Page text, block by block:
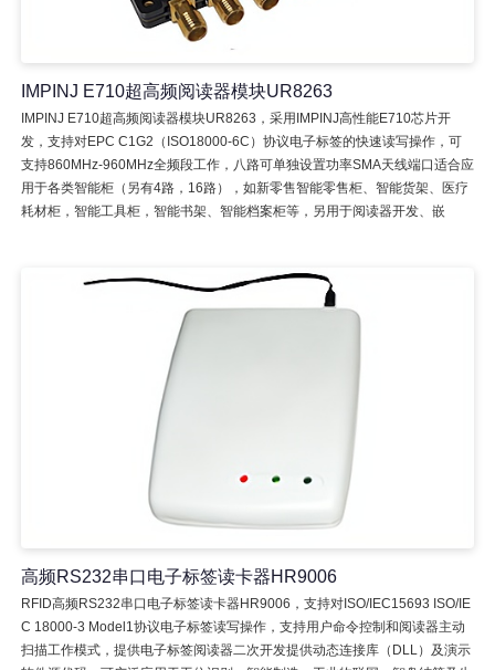
IMPINJ E710超高频阅读器模块UR8263
IMPINJ E710超高频阅读器模块UR8263，采用IMPINJ高性能E710芯片开
发，支持对EPC C1G2（ISO18000-6C）协议电子标签的快速读写操作，可
支持860MHz-960MHz全频段工作，八路可单独设置功率SMA天线端口适合应
用于各类智能柜（另有4路，16路），如新零售智能零售柜、智能货架、医疗
耗材柜，智能工具柜，智能书架、智能档案柜等，另用于阅读器开发、嵌
高频RS232串口电子标签读卡器HR9006
RFID高频RS232串口电子标签读卡器HR9006，支持对ISO/IEC15693 ISO/IE
C 18000-3 Model1协议电子标签读写操作，支持用户命令控制和阅读器主动
扫描工作模式，提供电子标签阅读器二次开发提供动态连接库（DLL）及演示